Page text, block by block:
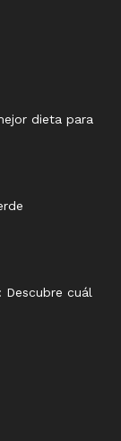
dieta para
Descubre cuál